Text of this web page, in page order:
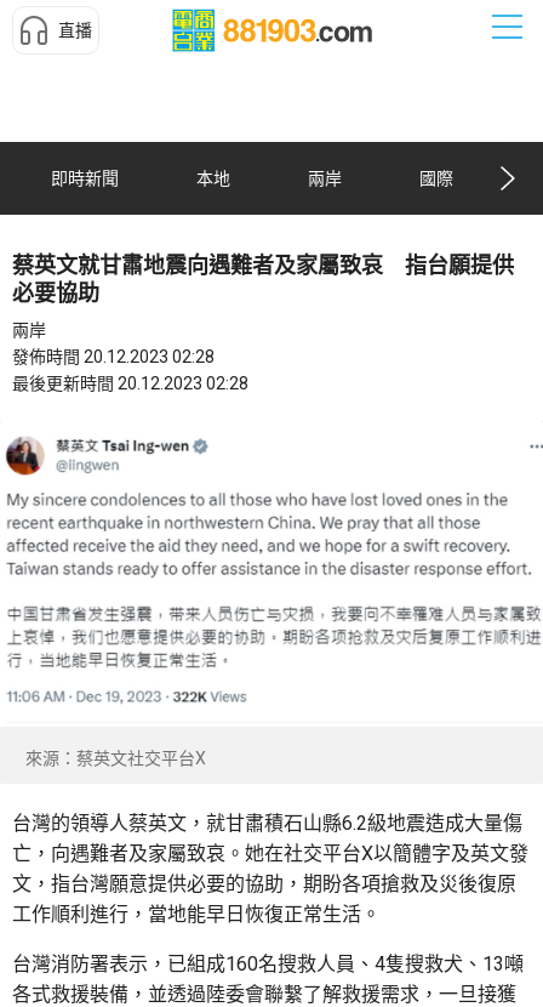
直播
即時新聞 本地 兩岸 國際
蔡英文就甘肅地震向遇難者及家屬致哀 指台願提供
必要協助
兩岸
發佈時間 20.12.2023 02:28
最後更新時間 20.12.2023 02:28
來源：蔡英文社交平台X
台灣的領導人蔡英文，就甘肅積石山縣6.2級地震造成大量傷
亡，向遇難者及家屬致哀。她在社交平台X以簡體字及英文發
文，指台灣願意提供必要的協助，期盼各項搶救及災後復原
工作順利進行，當地能早日恢復正常生活。
台灣消防署表示，已組成160名搜救人員、4隻搜救犬、13噸
各式救援裝備，並透過陸委會聯繫了解救援需求，一旦接獲